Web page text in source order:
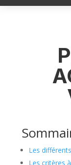
Les
Les critères